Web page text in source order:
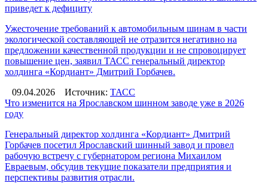
приведет к дефициту
Ужесточение требований к автомобильным шинам в части
экологической составляющей не отразится негативно на
предложении качественной продукции и не спровоцирует
повышение цен, заявил ТАСС генеральный директор
холдинга «Кордиант» Дмитрий Горбачев.
09.04.2026
Источник: ТАСС
Что изменится на Ярославском шинном заводе уже в 2026
году
Генеральный директор холдинга «Кордиант» Дмитрий
Горбачев посетил Ярославский шинный завод и провел
рабочую встречу с губернатором региона Михаилом
Евраевым, обсудив текущие показатели предприятия и
перспективы развития отрасли.